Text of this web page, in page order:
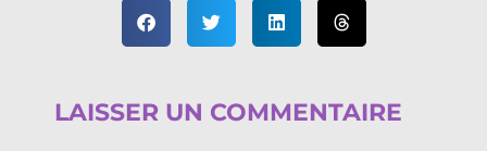
LAISSER UN COMMENTAIRE